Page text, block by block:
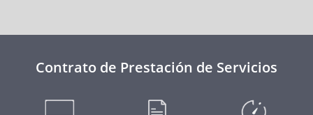
Contrato de Prestación de Servicios